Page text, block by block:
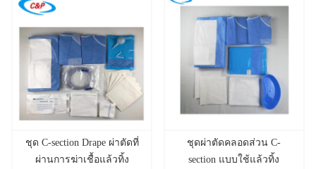
ชุด C-section Drape ผ่าตัดที่
ผ่านการฆ่าเชื้อแล้วทิ้ง
ชุดผ่าตัดคลอดส่วน C-
section แบบใช้แล้วทิ้ง